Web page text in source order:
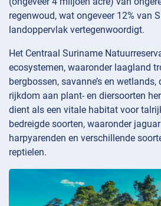
regenwoud, wat ongeveer 12% van
landoppervlak vertegenwoordigt.
Het Centraal Suriname
ecosystemen, waaronder laagland
bergbossen, savanne’s en
rijkdom aan plant- en diersoorten
dient als een vitale habitat voor
bedreigde soorten, waaronder
harpyarenden en verschillende
reptielen.